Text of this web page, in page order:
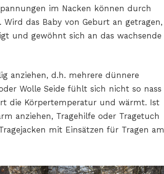
im Nacken können durch
das Baby von Geburt an getragen,
und gewöhnt sich an das wachsende
anziehen, d.h. mehrere dünnere
Wolle Seide fühlt sich nicht so nass
die Körpertemperatur und wärmt. Ist
anziehen, Tragehilfe oder Tragetuch
mit Einsätzen für Tragen am